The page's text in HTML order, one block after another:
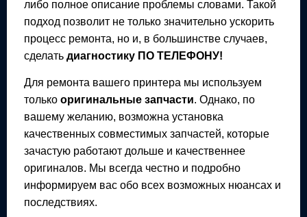
либо полное описание проблемы словами. Такой
подход позволит не только значительно ускорить
процесс ремонта, но и, в большинстве случаев,
сделать диагностику ПО ТЕЛЕФОНУ!
Для ремонта вашего принтера мы используем
только оригинальные запчасти. Однако, по
вашему желанию, возможна установка
качественных совместимых запчастей, которые
зачастую работают дольше и качественнее
оригиналов. Мы всегда честно и подробно
информируем вас обо всех возможных нюансах и
последствиях.